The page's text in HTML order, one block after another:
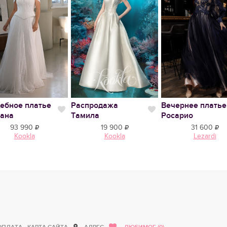
платье
Нравится
93 990
Kookla
Распродажа
Тамила
Нравится
19 900
Kookla
Вечернее платье
Росарио
31 600
Lezardi